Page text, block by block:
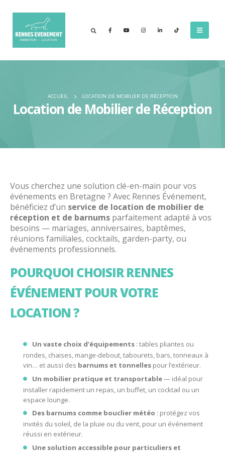
ACCUEIL LOCATION DE MOBILIER DE RÉCEPTION
Location de Mobilier de Réception
Vous cherchez une solution clé-en-main pour vos
événements en Bretagne ? Avec Rennes Événement,
bénéficiez d’un service de location de mobilier de
réception et de barnums parfaitement adapté à vos
besoins — mariages, anniversaires, baptêmes,
réunions familiales, cocktails, garden-party, ou
événements professionnels.
POURQUOI CHOISIR RENNES
ÉVÉNEMENT POUR VOTRE
LOCATION ?
Un vaste choix d’équipements : tables pliantes ou
rondes, chaises, mange-debout, tabourets, bars, tonneaux à
vin… et aussi des barnums et tonnelles pour l’extérieur.
Un mobilier pratique et transportable— idéal pour
installer rapidement un repas, un buffet, un cocktail ou un
espace lounge.
Des barnums comme bouclier météo : protégez vos
invités du soleil, de la pluie ou du vent, pour un événement
réussi en extérieur.
Une solution accessible pour particuliers et